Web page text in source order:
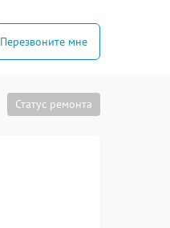
Перезвоните мне
Статус ремонта